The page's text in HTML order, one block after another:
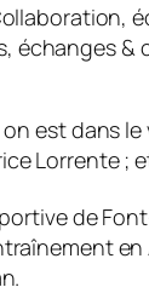
échanges
est dans
Lorrente ;
de